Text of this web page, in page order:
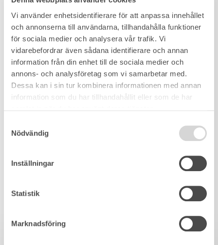
Vi använder enhetsidentifierare för att anpassa innehållet
och annonserna till användarna, tillhandahålla funktioner
för sociala medier och analysera vår trafik. Vi
vidarebefordrar även sådana identifierare och annan
information från din enhet till de sociala medier och
annons- och analysföretag som vi samarbetar med.
Dessa kan i sin tur kombinera informationen med annan
information som du har tillhandahållit eller som de har
Nödvändig
Inställningar
Statistik
Marknadsföring